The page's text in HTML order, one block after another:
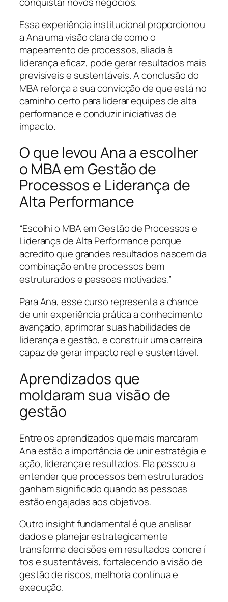
Essa experiência institucional proporcionou
a Ana uma visão clara de como o
mapeamento de processos, aliada à
liderança eficaz, pode gerar resultados mais
previsíveis e sustentáveis. A conclusão do
MBA reforça a sua convicção de que está no
caminho certo para liderar equipes de alta
performance e conduzir iniciativas de
impacto.
O que levou Ana a escolher
o MBA em Gestão de
Processos e Liderança de
Alta Performance
“Escolhi o MBA em Gestão de Processos e
Liderança de Alta Performance porque
acredito que grandes resultados nascem da
combinação entre processos bem
estruturados e pessoas motivadas.”
Para Ana, esse curso representa a chance
de unir experiência prática a conhecimento
avançado, aprimorar suas habilidades de
liderança e gestão, e construir uma carreira
capaz de gerar impacto real e sustentável.
Aprendizados que
moldaram sua visão de
gestão
Entre os aprendizados que mais marcaram
Ana estão a importância de unir estratégia e
ação, liderança e resultados. Ela passou a
entender que processos bem estruturados
ganham significado quando as pessoas
estão engajadas aos objetivos.
Outro insight fundamental é que analisar
dados e planejar estrategicamente
transforma decisões em resultados concre í
tos e sustentáveis, fortalecendo a visão de
gestão de riscos, melhoria contínua e
execução.